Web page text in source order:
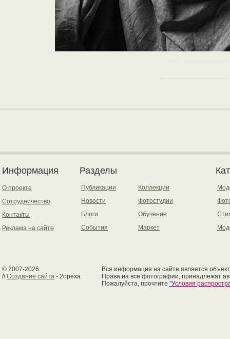
Информация
О проекте
Сотрудничество
Контакты
Реклама на сайте
Разделы
Публикации
Новости
Блоги
События
Коллекции
Фотостудии
Обучение
Маркет
© 2007-2026.
//Создание сайта - 2opexa
Вся информация на сайте является
Права на все фотографии, принадлежат
Пожалуйста, прочтите "Условия